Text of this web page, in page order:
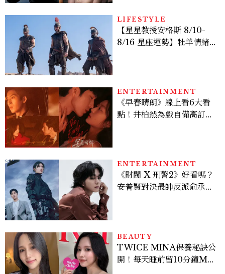
LIFESTYLE
【星星教授安格斯 8/10-
8/16 星座運勢】牡羊情緒
ENTERTAINMENT
《早春晴朗》線上看6大看
點！井柏然為戲自備高訂，
ENTERTAINMENT
《財閥 X 刑警2》好看嗎？
安普賢對決最帥反派俞承
多大？
BEAUTY
TWICE MINA保養秘訣公
開！每天睡前留10分鐘ME